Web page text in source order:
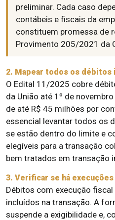
preliminar. Cada caso
contábeis e fiscais da
constituem promessa de
Provimento 205/2021 da
2. Mapear todos os
O Edital 11/2025 cobre
da União até 1º de
de até R$ 45 milhões por
essencial levantar todos os
se estão dentro do limite e
elegíveis para a transação
bem tratados em transação
3. Verificar se há
Débitos com execução
incluídos na transação. A
suspende a exigibilidade e,